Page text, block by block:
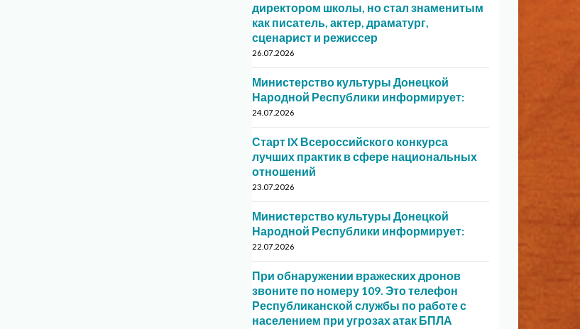
директором школы, но стал знаменитым
как писатель, актер, драматург,
сценарист и режиссер
26.07.2026
Министерство культуры Донецкой
Народной Республики информирует:
24.07.2026
Старт IX Всероссийского конкурса
лучших практик в сфере национальных
отношений
23.07.2026
Министерство культуры Донецкой
Народной Республики информирует:
22.07.2026
При обнаружении вражеских дронов
звоните по номеру 109. Это телефон
Республиканской службы по работе с
населением при угрозах атак БПЛА